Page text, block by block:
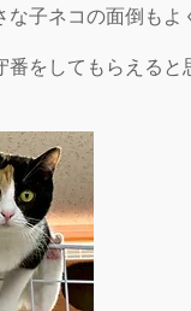
子ネコの面倒もよ
をしてもらえると